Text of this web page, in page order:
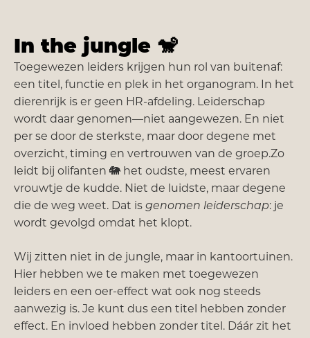
In the jungle 🐒
Toegewezen leiders krijgen hun rol van buitenaf:
een titel, functie en plek in het organogram. In het
dierenrijk is er geen HR-afdeling. Leiderschap
wordt daar genomen—niet aangewezen. En niet
per se door de sterkste, maar door degene met
overzicht, timing en vertrouwen van de groep.Zo
leidt bij olifanten 🐘 het oudste, meest ervaren
vrouwtje de kudde. Niet de luidste, maar degene
die de weg weet. Dat is genomen leiderschap: je
wordt gevolgd omdat het klopt.
Wij zitten niet in de jungle, maar in kantoortuinen.
Hier hebben we te maken met toegewezen
leiders en een oer-effect wat ook nog steeds
aanwezig is. Je kunt dus een titel hebben zonder
effect. En invloed hebben zonder titel. Dáár zit het